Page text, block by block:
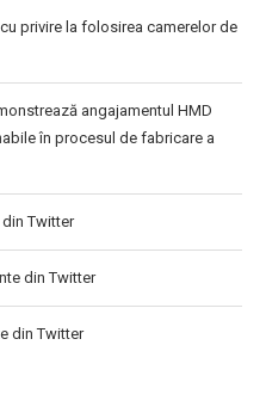
privire la folosirea camerelor de
angajamentul HMD
în procesul de fabricare a
din Twitter
din Twitter
din Twitter